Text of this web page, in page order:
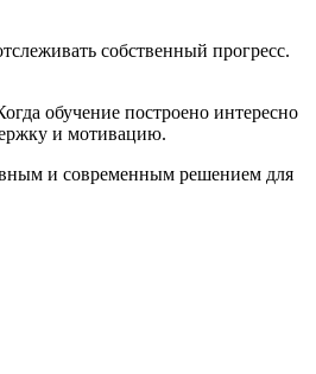
собственный прогресс.
обучение построено интересно
и мотивацию.
и современным решением для